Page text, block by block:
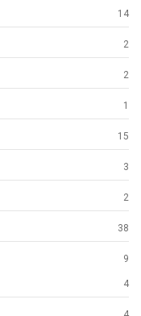
14
2
2
1
15
3
2
38
9
4